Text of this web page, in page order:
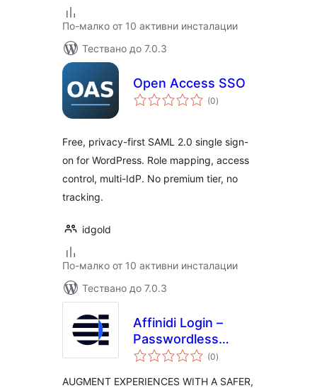
По-малко от 10 активни инсталации
Тествано до 7.0.3
Open Access SSO
(0общо
оценки
)
Free, privacy-first SAML 2.0 single sign-
on for WordPress. Role mapping, access
control, multi-IdP. No premium tier, no
tracking.
idgold
По-малко от 10 активни инсталации
Тествано до 7.0.3
Affinidi Login –
Passwordless
Authentication
(0общо
оценки
)
AUGMENT EXPERIENCES WITH A SAFER,